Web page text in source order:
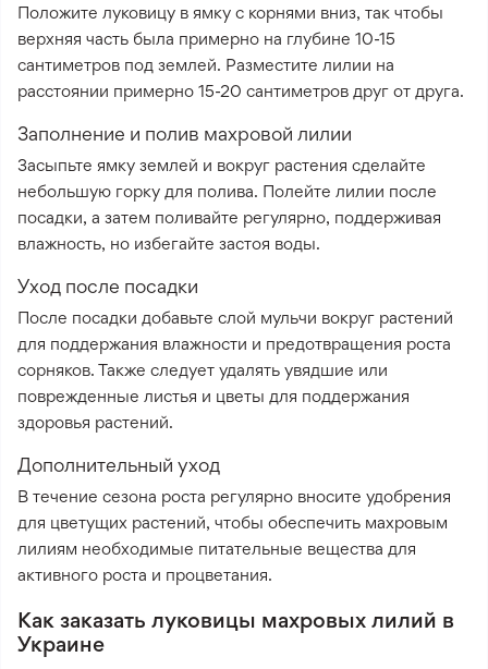
Положите луковицу в ямку с корнями вниз, так чтобы
верхняя часть была примерно на глубине 10-15
сантиметров под землей. Разместите лилии на
расстоянии примерно 15-20 сантиметров друг от друга.
Заполнение и полив махровой лилии
Засыпьте ямку землей и вокруг растения сделайте
небольшую горку для полива. Полейте лилии после
посадки, а затем поливайте регулярно, поддерживая
влажность, но избегайте застоя воды.
Уход после посадки
После посадки добавьте слой мульчи вокруг растений
для поддержания влажности и предотвращения роста
сорняков. Также следует удалять увядшие или
поврежденные листья и цветы для поддержания
здоровья растений.
Дополнительный уход
В течение сезона роста регулярно вносите удобрения
для цветущих растений, чтобы обеспечить махровым
лилиям необходимые питательные вещества для
активного роста и процветания.
Как заказать луковицы махровых лилий в
Украине